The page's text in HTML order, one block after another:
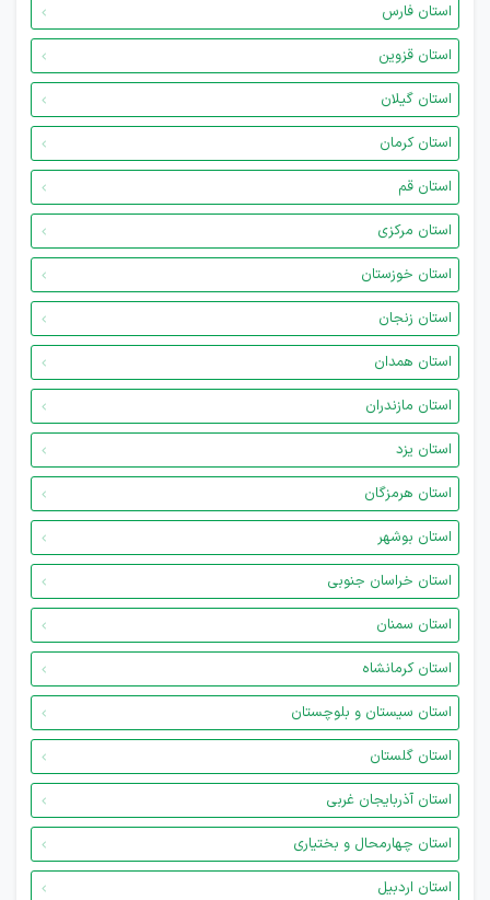
استان فارس
استان قزوین
استان گیلان
استان کرمان
استان قم
استان مرکزی
استان خوزستان
استان زنجان
استان همدان
استان مازندران
استان یزد
استان هرمزگان
استان بوشهر
استان خراسان جنوبی
استان سمنان
استان کرمانشاه
استان سیستان و بلوچستان
استان گلستان
استان آذربایجان غربی
استان چهارمحال و بختیاری
استان اردبیل